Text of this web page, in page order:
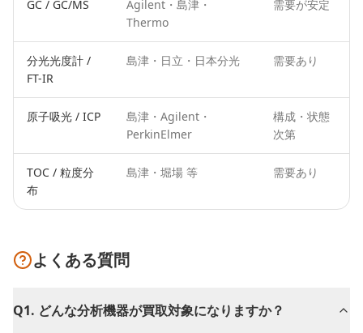
GC / GC/MS
Agilent・島津・
Thermo
需要が安定
分光光度計 /
FT-IR
島津・日立・日本分光 需要あり
原子吸光 / ICP
島津・Agilent・
PerkinElmer
構成・状態
次第
TOC / 粒度分
布
島津・堀場 等 需要あり
よくある質問
Q1. どんな分析機器が買取対象になりますか？